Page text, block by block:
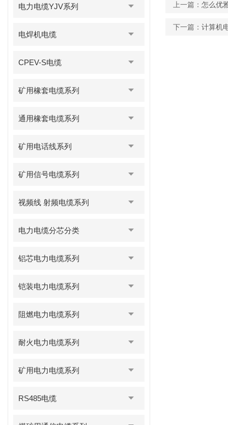
电力电缆YJV系列
电焊机电缆
CPEV-S电缆
矿用橡套电缆系列
通用橡套电缆系列
矿用电话线系列
矿用信号电缆系列
视频线 射频电缆系列
电力电缆分芯分类
铝芯电力电缆系列
铠装电力电缆系列
阻燃电力电缆系列
耐火电力电缆系列
矿用电力电缆系列
RS485电缆
上一篇： 怎么优
下一篇： 计算机